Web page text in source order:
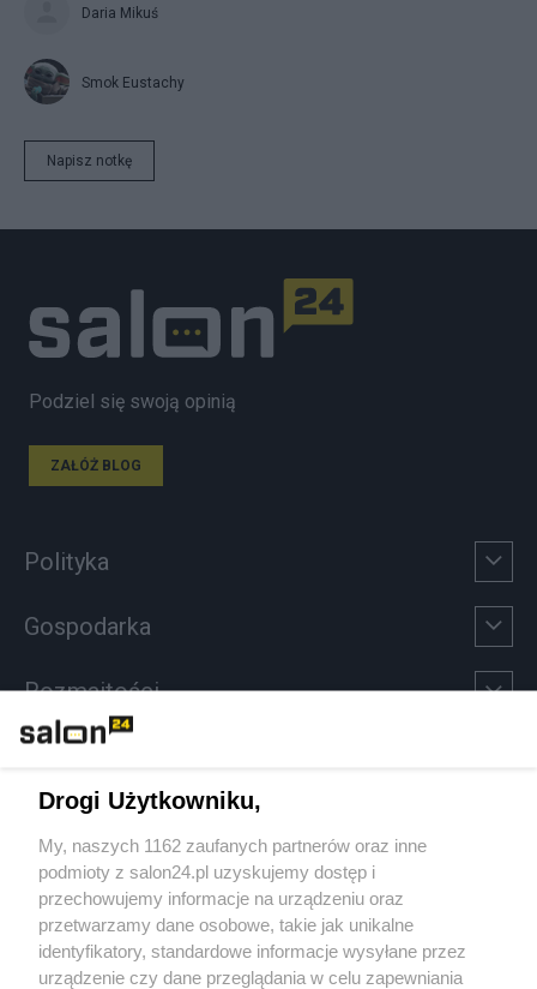
Daria Mikuś
Smok Eustachy
Napisz notkę
Podziel się swoją opinią
ZAŁÓŻ BLOG
Polityka
Gospodarka
Rozmaitości
Sport
Społeczeństwo
Kultura
Drogi Użytkowniku,
My, naszych 1162 zaufanych partnerów oraz inne
podmioty z salon24.pl uzyskujemy dostęp i
przechowujemy informacje na urządzeniu oraz
przetwarzamy dane osobowe, takie jak unikalne
identyfikatory, standardowe informacje wysyłane przez
urządzenie czy dane przeglądania w celu zapewniania